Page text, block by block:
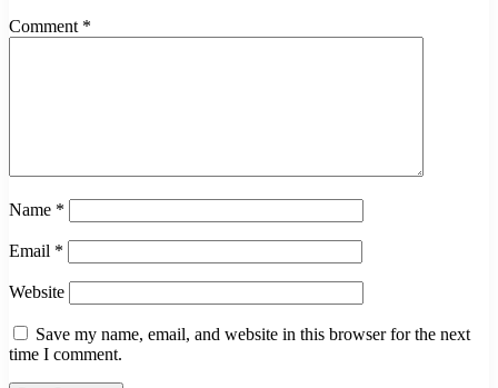
Comment *
Name *
Email *
Website
Save my name, email, and website in this browser for the next
time I comment.